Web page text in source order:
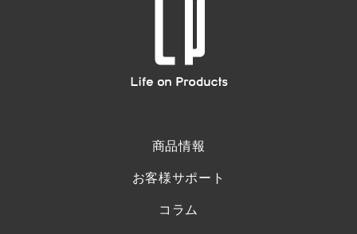
商品情報
お客様サポート
コラム